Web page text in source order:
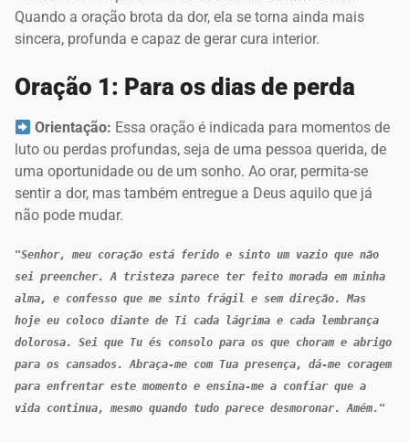
Quando a oração brota da dor, ela se torna ainda mais
sincera, profunda e capaz de gerar cura interior.
Oração 1: Para os dias de perda
Orientação: Essa oração é indicada para momentos de
luto ou perdas profundas, seja de uma pessoa querida, de
uma oportunidade ou de um sonho. Ao orar, permita-se
sentir a dor, mas também entregue a Deus aquilo que já
não pode mudar.
"Senhor, meu coração está ferido e sinto um vazio que não
sei preencher. A tristeza parece ter feito morada em minha
alma, e confesso que me sinto frágil e sem direção. Mas
hoje eu coloco diante de Ti cada lágrima e cada lembrança
dolorosa. Sei que Tu és consolo para os que choram e abrigo
para os cansados. Abraça-me com Tua presença, dá-me coragem
para enfrentar este momento e ensina-me a confiar que a
vida continua, mesmo quando tudo parece desmoronar. Amém."